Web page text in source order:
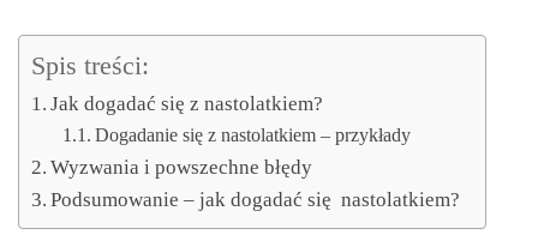
Spis treści:
Jak dogadać się z nastolatkiem?
Dogadanie się z nastolatkiem – przykłady
Wyzwania i powszechne błędy
Podsumowanie – jak dogadać się nastolatkiem?